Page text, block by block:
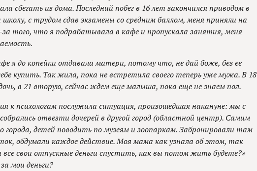
сбегать из дома. Последний побег в 16 лет закончился приводом в
с трудом сдав экзамены со средним баллом, меня приняли на
за того, что я подрабатывала в кафе и пропускала занятия, меня
я до копейки отдавала матери, потому что, не дай боже, без ее
купить. Так жила, пока не встретила своего теперь уже мужа. В 18
в 21 вторую, сейчас ждем еще малыша, пока еще не знаем пол.
к психологам послужила ситуация, произошедшая накануне: мы с
отвезти дочерей в другой город (областной центр). Самим
города, детей поводить по музеям и зоопаркам. Забронировали там
обдумали каждое действие. Моя мама как узнала об этом, так
свои отпускные деньги спустить, как вы потом жить будете?»
мои деньги?